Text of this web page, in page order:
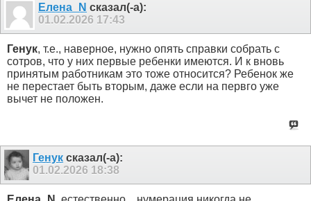
Елена_N сказал(-а):
01.02.2026 17:43
Генук, т.е., наверное, нужно опять справки собрать с
сотров, что у них первые ребенки имеются. И к вновь
принятым работникам это тоже относится? Ребенок же
не перестает быть вторым, даже если на первго уже
вычет не положен.
Генук сказал(-а):
01.02.2026 18:38